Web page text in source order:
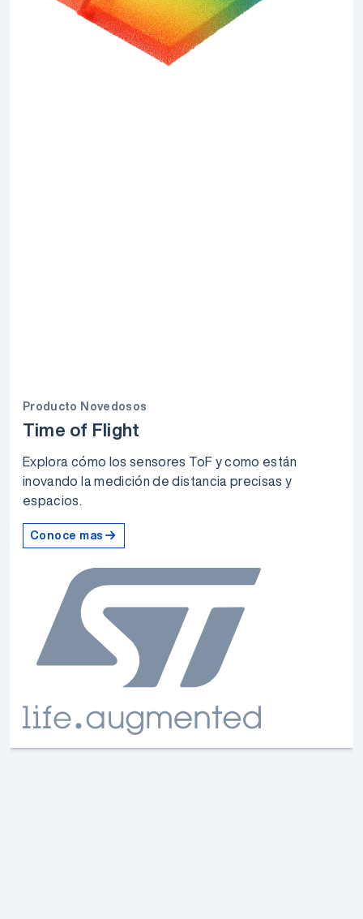
Producto Novedosos
Time of Flight
Explora cómo los sensores ToF y como están
inovando la medición de distancia precisas y
espacios.
Conoce mas